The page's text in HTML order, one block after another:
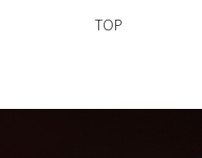
TOP